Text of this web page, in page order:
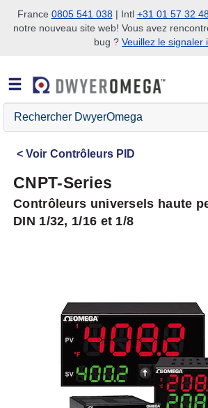
Passer à la recherche
Passer au contenu principal
Passer à la navigation
France 0805 541 038| Intl +31 01 57 32
notre nouveau site web! Vous avez
bug ? Veuillez le signaler
Rechercher
DwyerOmega
Voir Contrôleurs PID
CNPT-Series
Contrôleurs universels haute
DIN 1/32, 1/16 et 1/8